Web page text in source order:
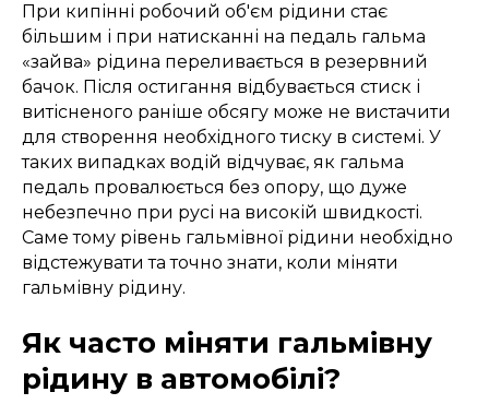
При кипінні робочий об'єм рідини стає
більшим і при натисканні на педаль гальма
«зайва» рідина переливається в резервний
бачок. Після остигання відбувається стиск і
витісненого раніше обсягу може не вистачити
для створення необхідного тиску в системі. У
таких випадках водій відчуває, як гальма
педаль провалюється без опору, що дуже
небезпечно при русі на високій швидкості.
Саме тому рівень гальмівної рідини необхідно
відстежувати та точно знати, коли міняти
гальмівну рідину.
Як часто міняти гальмівну
рідину в автомобілі?